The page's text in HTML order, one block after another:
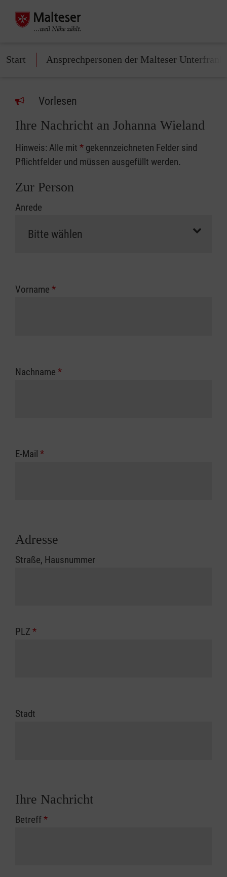
Start Ansprechpersonen der Malteser
Vorlesen
Ihre Nachricht an Johanna Wieland
Hinweis: Alle mit * gekennzeichneten Felder sind
Pflichtfelder und müssen ausgefüllt werden.
Zur Person
Anrede
Vorname *
Nachname *
E-Mail *
Adresse
Straße, Hausnummer
PLZ *
Stadt
Ihre Nachricht
Betreff*